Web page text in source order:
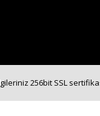
256bit SSL